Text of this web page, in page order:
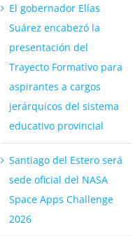
El gobernador Elías
Suárez encabezó la
presentación del
Trayecto Formativo para
aspirantes a cargos
jerárquicos del sistema
educativo provincial
Santiago del Estero será
sede oficial del NASA
Space Apps Challenge
2026